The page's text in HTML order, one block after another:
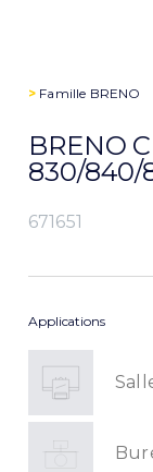
> Famille BRENO
BRENO
830/840/
671651
Applications